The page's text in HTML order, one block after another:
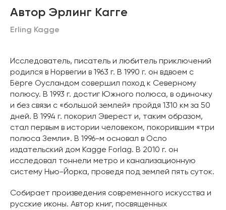
Автор Эрлинг Кагге
Erling Kagge
Исследователь, писатель и любитель приключений
родился в Норвегии в 1963 г. В 1990 г. он вдвоем с
Бёрге Оусландом совершил поход к Северному
полюсу. В 1993 г. достиг Южного полюса, в одиночку
и без связи с «большой землей» пройдя 1310 км за 50
дней. В 1994 г. покорил Эверест и, таким образом,
стал первым в истории человеком, покорившим «три
полюса Земли». В 1996-м основал в Осло
издательский дом Kagge Forlag. В 2010 г. он
исследовал тоннели метро и канализационную
систему Нью-Йорка, проведя под землей пять суток.
Собирает произведения современного искусства и
русские иконы. Автор книг, посвященных